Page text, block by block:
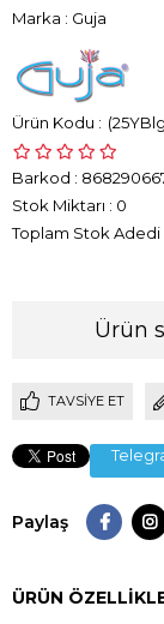
Marka : Guja
Barkod :
Stok Miktarı : 0
Toplam Stok Adedi
Ürün
TAVSIYE ET
Paylaş
ÜRÜN